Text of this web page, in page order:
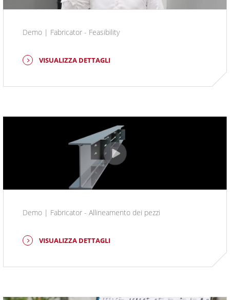
Demo | Fabricator - Feasibility
VISUALIZZA DETTAGLI
Demo | Fabricator - Allineamento dei pezzi
VISUALIZZA DETTAGLI